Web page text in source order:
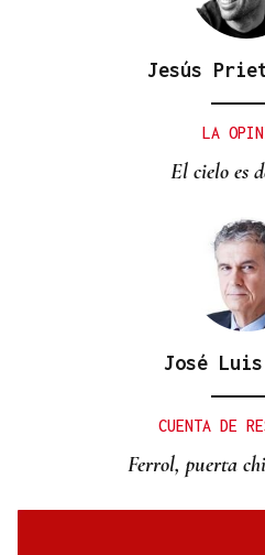
Jesús
LA
El cielo es
José Luis
CUENTA DE
Ferrol, puerta